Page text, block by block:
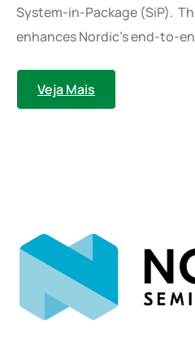
System-in-Package (SiP).
enhances Nordic’s end-to-
Veja Mais